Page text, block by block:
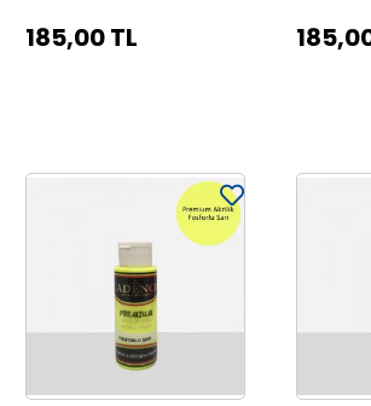
185,00 TL